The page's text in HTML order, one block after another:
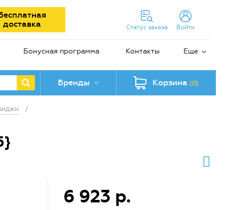
доставка
Статус заказа Войти
Бонусная программа Контакты Еще
Бренды Корзина (0)
/
6 923 р.